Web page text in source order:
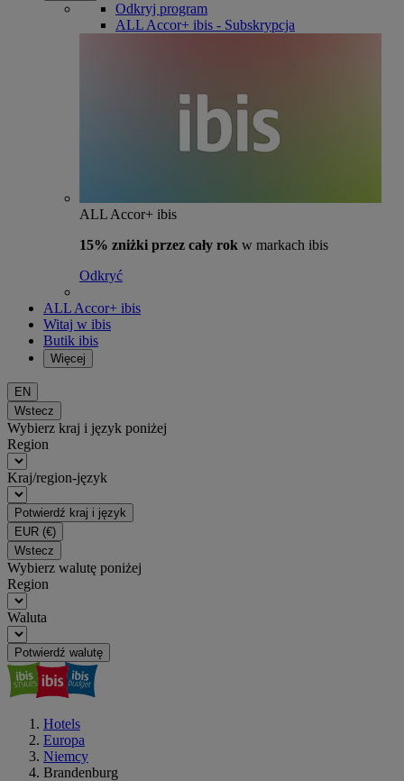
Odkryj program
ALL Accor+ ibis - Subskrypcja
ALL Accor+ ibis
15% zniżki przez cały rok w markach ibis
Odkryć
ALL Accor+ ibis
Witaj w ibis
Butik ibis
Więcej
EN
Wstecz
Wybierz kraj i język poniżej
Region
Kraj/region-język
Potwierdź kraj i język
EUR (€)
Wstecz
Wybierz walutę poniżej
Region
Waluta
Potwierdź walutę
Hotels
Europa
Niemcy
Brandenburg